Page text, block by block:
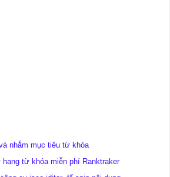
nhắm mục tiêu từ khóa
từ khóa miễn phí Ranktraker